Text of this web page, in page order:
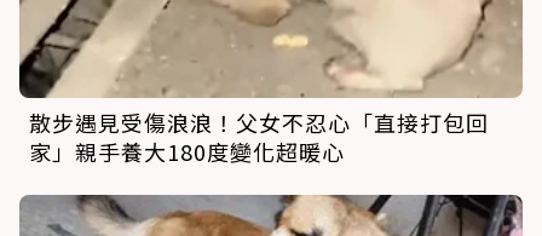
散步遇見受傷浪浪！父女不忍心「直接打包回
家」親手養大180度變化超暖心